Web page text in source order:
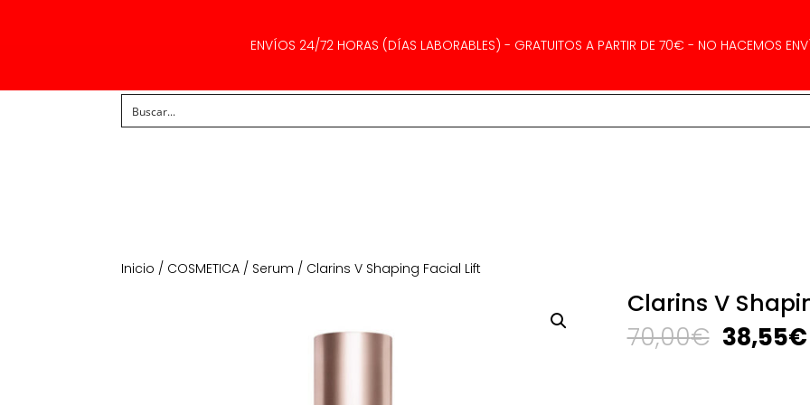
ENVÍOS 24/72 HORAS (DÍAS LABORABLES) - GRATUITOS A PARTIR DE 70€ - NO HACEMOS
Inicio / COSMETICA / Serum / Clarins V Shaping Facial Lift
Clarins V
70,00€ El
precio
38,55€El